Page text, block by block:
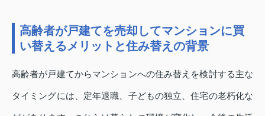
高齢者が戸建てを売却してマンションに買
い替えるメリットと住み替えの背景
高齢者が戸建てからマンションへの住み替えを検討する主な
タイミングには、定年退職、子どもの独立、住宅の老朽化な